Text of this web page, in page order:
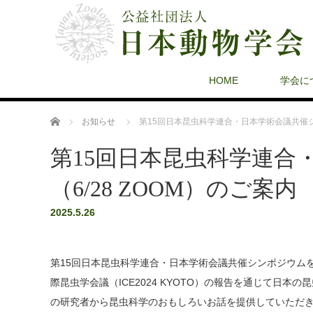
HOME 学会に
ホーム お知らせ 第15回日本昆虫科学連合・日本学術会議共催
第15回日本昆虫科学連合
（6/28 ZOOM）のご案内
2025.5.26
第15回日本昆虫科学連合・日本学術会議共催シンポジウ
際昆虫学会議（ICE2024 KYOTO）の報告を通じて日本の
の研究者から昆虫科学のおもしろいお話を提供していただ